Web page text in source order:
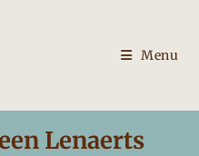
Menu
Lenaerts